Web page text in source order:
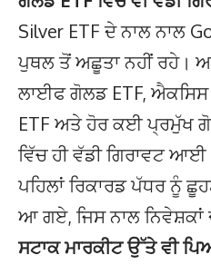
Silver ETF ਦੇ ਨਾਲ ਨਾਲ
ਪੁਥਲ ਤੋਂ ਅਛੂਤਾ ਨਹੀਂ ਰਹੇ।
ਲਾਈਫ ਗੋਲਡ ETF, ਐਕਸਿਸ
ETF ਅਤੇ ਹੋਰ ਕਈ ਪ੍ਰਮੁੱਖ
ਵਿੱਚ ਹੀ ਵੱਡੀ ਗਿਰਾਵਟ
ਪਹਿਲਾਂ ਰਿਕਾਰਡ ਪੱਧਰ ਨੂੰ
ਆ ਗਏ, ਜਿਸ ਨਾਲ ਨਿਵੇਸ਼ਕਾਂ
ਸਟਾਕ ਮਾਰਕੀਟ ਉੱਤੇ ਵੀ